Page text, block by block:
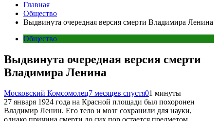
Главная
Общество
Выдвинута очередная версия смерти Владимира Ленина
Общество
Выдвинута очередная версия смерти
Владимира Ленина
Московский Комсомолец7 месяцев спустя01 минуты
27 января 1924 года на Красной площади был похоронен
Владимир Ленин. Его тело и мозг сохранили для науки,
однако причина смерти до сих пор остается предметом